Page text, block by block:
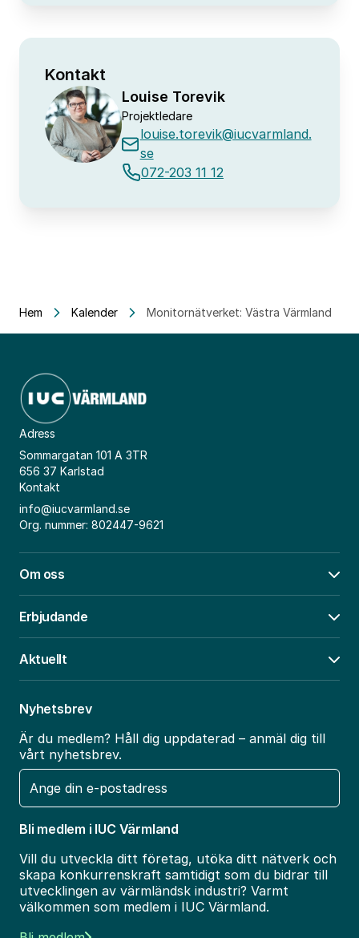
Kontakt
Louise Torevik
Projektledare
louise.torevik@iucvarmland.
se
072-203 11 12
Hem Kalender Monitornätverket: Västra Värmland
Adress
Sommargatan 101 A 3TR
656 37 Karlstad
Kontakt
info@iucvarmland.se
Org. nummer: 802447-9621
Om oss
Erbjudande
Aktuellt
Nyhetsbrev
Är du medlem? Håll dig uppdaterad – anmäl dig till
vårt nyhetsbrev.
E-
post
Bli medlem i IUC Värmland
Vill du utveckla ditt företag, utöka ditt nätverk och
skapa konkurrenskraft samtidigt som du bidrar till
utvecklingen av värmländsk industri? Varmt
välkommen som medlem i IUC Värmland.